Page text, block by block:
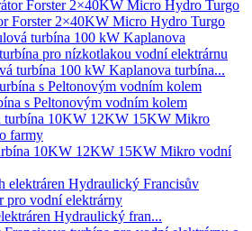
Forster 2×40KW Micro Hydro Turgo
turbína 100 kW Kaplanova turbína...
s Peltonovým vodním kolem
10KW 12KW 15KW Mikro vodní
Hydraulický fran...